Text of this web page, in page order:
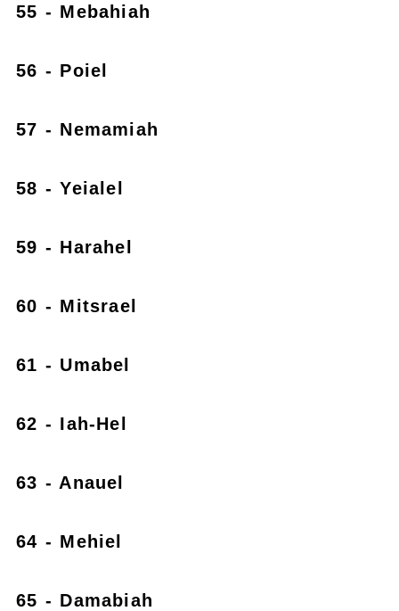
55 - Mebahiah
56 - Poiel
57 - Nemamiah
58 - Yeialel
59 - Harahel
60 - Mitsrael
61 - Umabel
62 - Iah-Hel
63 - Anauel
64 - Mehiel
65 - Damabiah